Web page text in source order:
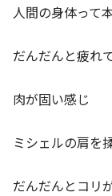
人間の身体って
だんだんと疲れ
肉が固い感じ
ミシェルの肩を
だんだんとコリ